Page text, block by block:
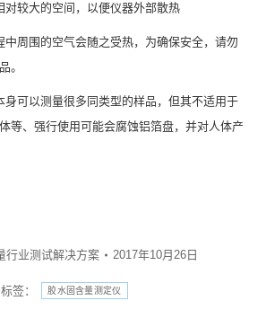
对较大的空间，以便仪器外部散热
中周围的空气会随之受热，为确保安全，请勿
。
身可以测量很多同类型的样品，但其不适用于
等、强行使用可能会腐蚀铝箔盘，并对人体产
行业测试解决方案 2017年10月26日
标签： 胶水固含量测定仪